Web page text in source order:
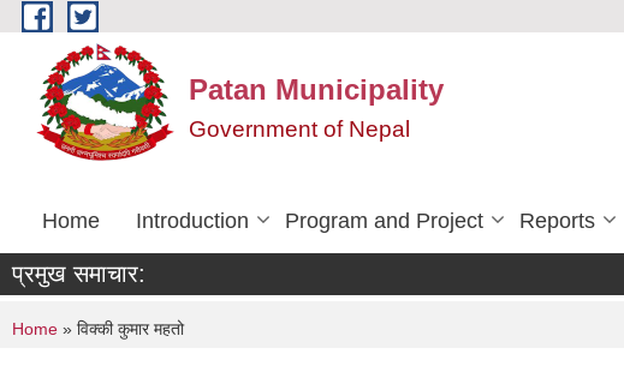
Skip to main content
Patan Municipality
Government of Nepal
Home Introduction Program and Project Reports
प्रमुख समाचार:
You are here
Home » विक्की कुमार महतो